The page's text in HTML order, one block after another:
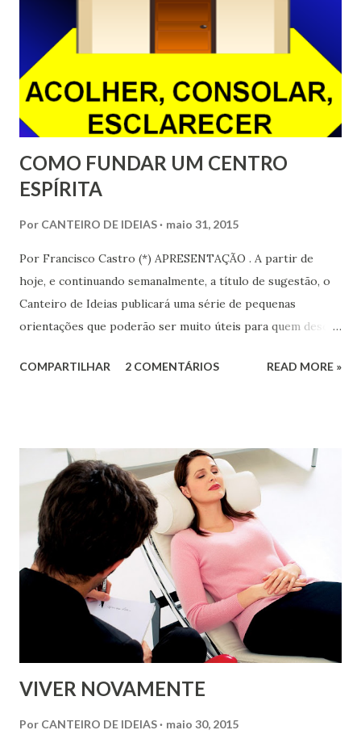
COMO FUNDAR UM CENTRO
ESPÍRITA
Por CANTEIRO DE IDEIAS maio 31, 2015
Por Francisco Castro (*) APRESENTAÇÃO . A partir de
hoje, e continuando semanalmente, a título de sugestão, o
Canteiro de Ideias publicará uma série de pequenas
orientações que poderão ser muito úteis para quem deseja
poderão ser de grande utilidade para aqueles que já
significa que contenham a última palavra sobre o assunto.
Esperamos que o leitor tire o melhor proveito dessa
publicação e de outras que tratem sobre o mesmo tema.
Francisco Castro de Sousa (*)Voluntário do Centro Espírita
Grão de Mostarda, do Programa de Rádio Antena Espírita e
do Blog Canteiro de Ideias. COMO FUNDAR UM CENTRO
ESPÍRITA Parte I Algumas questões cujas respostas podem
contribuir para orientar a fundação e o correto
funcionamento de novos cen...
COMPARTILHAR 2 COMENTÁRIOS READ MORE »
VIVER NOVAMENTE
Por CANTEIRO DE IDEIAS maio 30, 2015